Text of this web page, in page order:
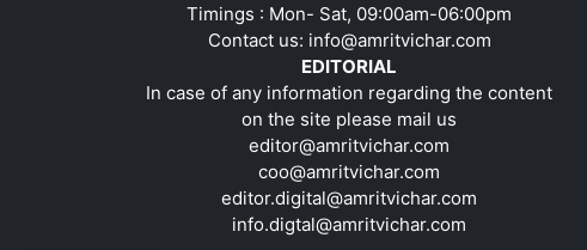
Timings : Mon- Sat, 09:00am-06:00pm
Contact us: info@amritvichar.com
EDITORIAL
In case of any information regarding the content
on the site please mail us
editor@amritvichar.com
coo@amritvichar.com
editor.digital@amritvichar.com
info.digtal@amritvichar.com